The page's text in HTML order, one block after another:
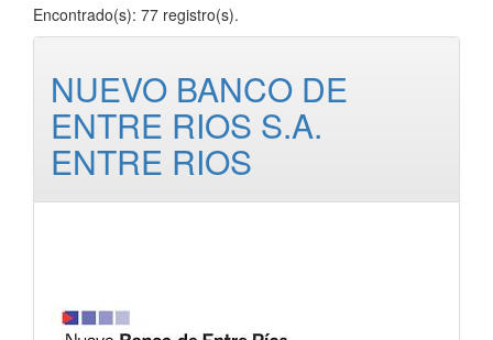
Encontrado(s): 77 registro(s).
NUEVO BANCO DE
ENTRE RIOS S.A.
ENTRE RIOS